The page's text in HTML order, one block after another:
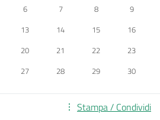
6 7 8
9
13 14 15
16
20 21 22
23
27 28 29 30
Stampa / Condividi